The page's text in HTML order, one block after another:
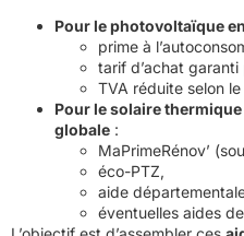
Pour le photovoltaïque
prime à
tarif d’achat garanti
TVA réduite selon
Pour le solaire
globale :
MaPrimeRénov’
éco-PTZ,
aide
éventuelles aides